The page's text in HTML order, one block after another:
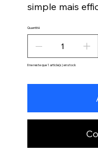
simple mais
Quantité
Il ne reste que 1 article(s) en stock